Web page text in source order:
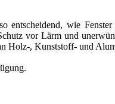
entscheidend, wie
vor Lärm und
Holz-, Kunststoff- und